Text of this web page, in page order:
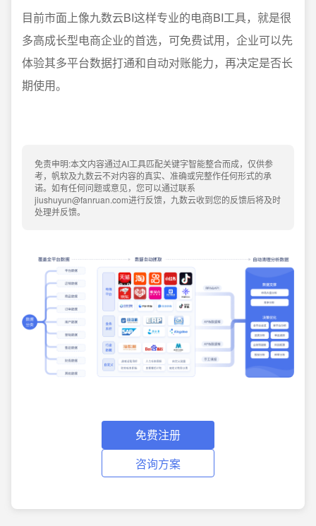
目前市面上像九数云BI这样专业的电商BI工具，就是很
多高成长型电商企业的首选，可免费试用，企业可以先
体验其多平台数据打通和自动对账能力，再决定是否长
期使用。
免责申明:本文内容通过AI工具匹配关键字智能整合而成，仅供参
考，帆软及九数云不对内容的真实、准确或完整作任何形式的承
诺。如有任何问题或意见，您可以通过联系
jiushuyun@fanruan.com进行反馈，九数云收到您的反馈后将及时
处理并反馈。
免费注册
咨询方案